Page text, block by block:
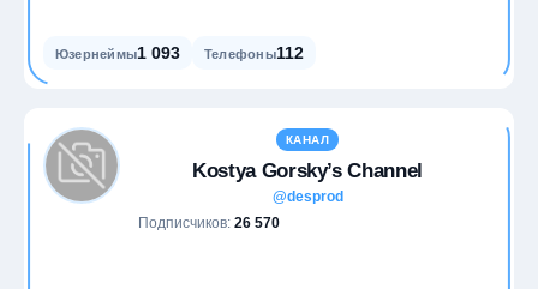
Юзернеймы1 093 Телефоны112
КАНАЛ
Kostya Gorsky’s Channel
@desprod
Подписчиков: 26 570